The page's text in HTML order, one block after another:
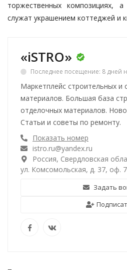
торжественных композициях,
служат украшением коттеджей и
«iSTRO»
Последнее посещение: 8 дней
Маркетплейс строительных и
материалов. Большая база
отделочных материалов.
Статьи и советы по ремонту.
Показать номер
istro.ru@yandex.ru
Россия, Свердловская
ул. Комсомольская, д. 37, оф.
Задать